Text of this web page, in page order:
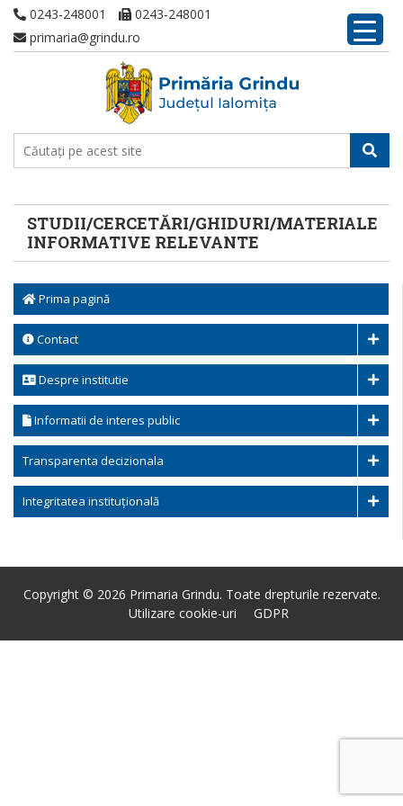
0243-248001
0243-248001
primaria@grindu.ro
STUDII/CERCETĂRI/GHIDURI/MATERIALE
INFORMATIVE RELEVANTE
Prima pagină
Contact
Despre institutie
Informatii de interes public
Transparenta decizionala
Integritatea instituțională
Copyright © 2026 Primaria Grindu. Toate drepturile rezervate.
Utilizare cookie-uri
GDPR